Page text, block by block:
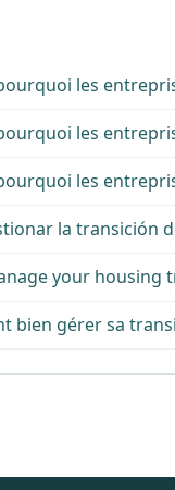
les
les
les
la transición
your housing
bien gérer sa